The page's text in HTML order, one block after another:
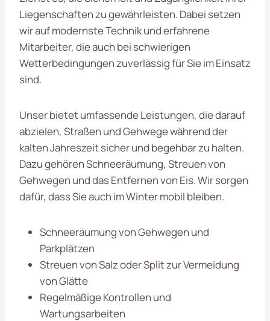
Liegenschaften zu gewährleisten. Dabei setzen
wir auf modernste Technik und erfahrene
Mitarbeiter, die auch bei schwierigen
Wetterbedingungen zuverlässig für Sie im Einsatz
sind.
Unser bietet umfassende Leistungen, die darauf
abzielen, Straßen und Gehwege während der
kalten Jahreszeit sicher und begehbar zu halten.
Dazu gehören Schneeräumung, Streuen von
Gehwegen und das Entfernen von Eis. Wir sorgen
dafür, dass Sie auch im Winter mobil bleiben.
Schneeräumung von Gehwegen und
Parkplätzen
Streuen von Salz oder Split zur Vermeidung
von Glätte
Regelmäßige Kontrollen und
Wartungsarbeiten